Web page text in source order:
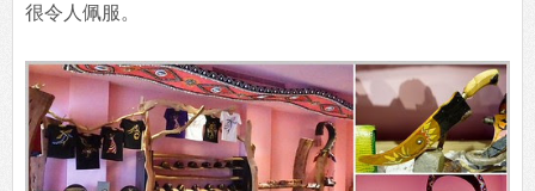
很令人佩服。